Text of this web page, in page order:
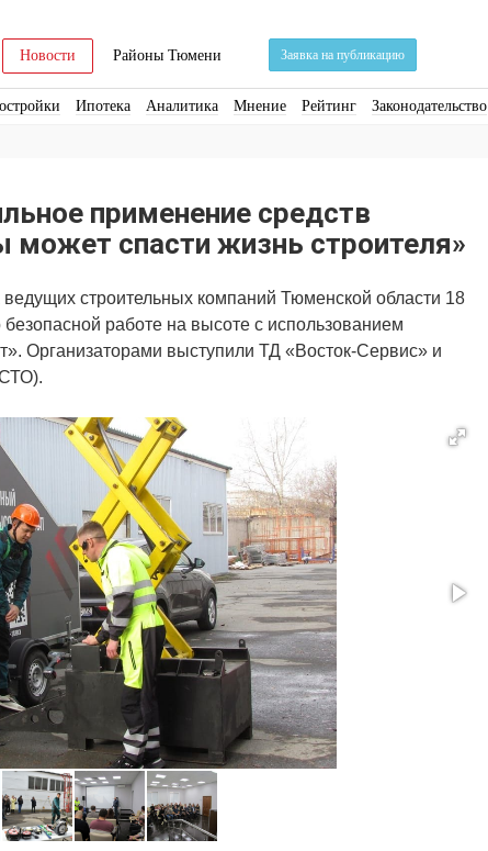
Новости Районы Тюмени Заявка на публикацию
Ипотека Аналитика Мнение Рейтинг Законодательство
применение средств
может спасти жизнь строителя»
строительных компаний Тюменской области 18
работе на высоте с использованием
Организаторами выступили ТД «Восток-Сервис» и